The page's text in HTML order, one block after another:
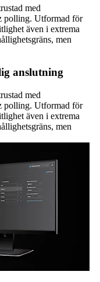
med
polling. Utformad för
även i extrema
men
anslutning
med
polling. Utformad för
även i extrema
men